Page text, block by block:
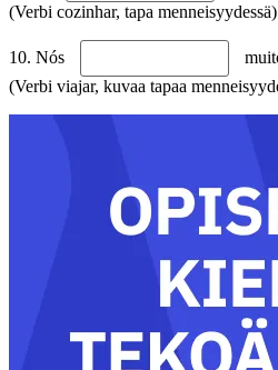
(Verbi cozinhar, tapa menneisyydessä)
10. Nós
(Verbi viajar, kuvaa tapaa